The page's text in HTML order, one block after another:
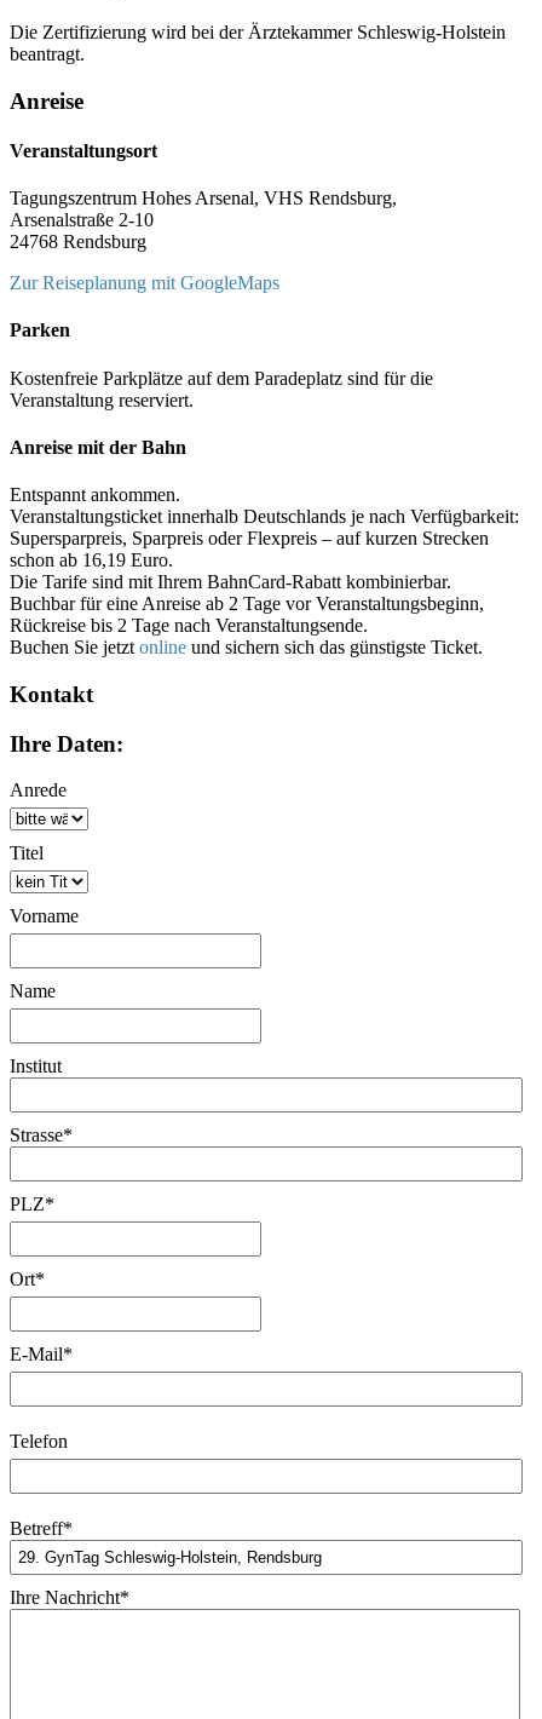
Die Zertifizierung wird bei der Ärztekammer Schleswig-Holstein
beantragt.
Anreise
Veranstaltungsort
Tagungszentrum Hohes Arsenal, VHS Rendsburg,
Arsenalstraße 2-10
24768 Rendsburg
Zur Reiseplanung mit GoogleMaps
Parken
Kostenfreie Parkplätze auf dem Paradeplatz sind für die
Veranstaltung reserviert.
Anreise mit der Bahn
Entspannt ankommen.
Veranstaltungsticket innerhalb Deutschlands je nach Verfügbarkeit:
Supersparpreis, Sparpreis oder Flexpreis – auf kurzen Strecken
schon ab 16,19 Euro.
Die Tarife sind mit Ihrem BahnCard-Rabatt kombinierbar.
Buchbar für eine Anreise ab 2 Tage vor Veranstaltungsbeginn,
Rückreise bis 2 Tage nach Veranstaltungsende.
Buchen Sie jetzt online und sichern sich das günstigste Ticket.
Kontakt
Ihre Daten:
Anrede
Titel
Vorname
Name
Institut
Strasse*
PLZ*
Ort*
E-Mail*
Telefon
Betreff*
Ihre Nachricht*